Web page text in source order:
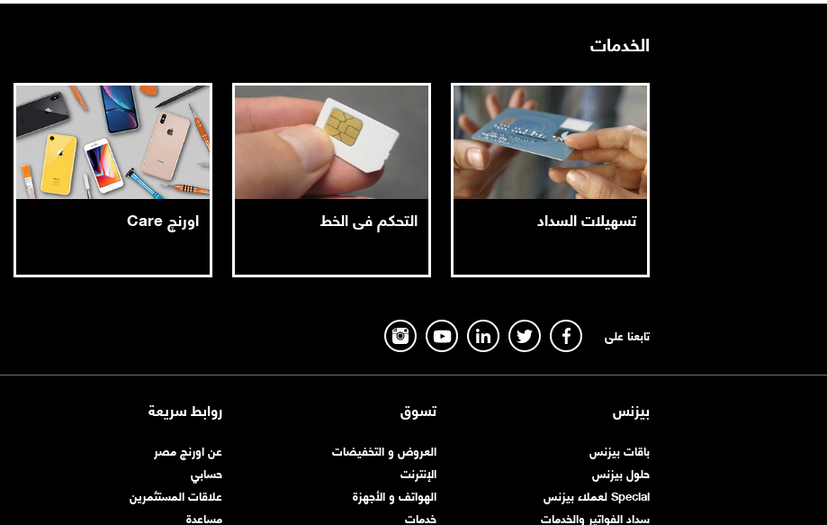
الخدمات
تسهيلات السداد التحكم فى الخط اورنچ Care
تابعنا على
بيزنس
باقات بيزنس
حلول بيزنس
Special لعملاء بيزنس
سداد الفواتير والخدمات
تسوق
العروض و التخفيضات
الإنترنت
الهواتف و الأجهزة
خدمات
روابط سريعة
عن اورنچ مصر
حسابي
علاقات المستثمرين
مساعدة